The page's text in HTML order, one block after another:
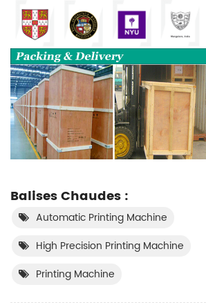
Balises Chaudes :
Automatic Printing Machine
High Precision Printing Machine
Printing Machine